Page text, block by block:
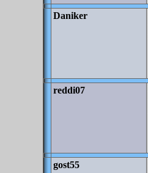
Daniker
reddi07
gost55